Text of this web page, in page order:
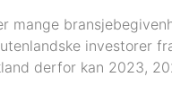
mange
investorer
derfor kan 2023,